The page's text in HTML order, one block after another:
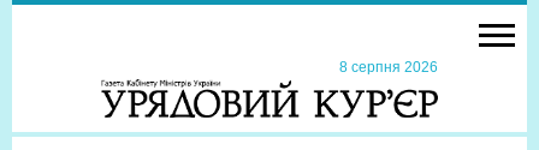
8 серпня 2026